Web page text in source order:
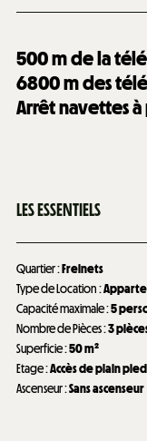
500m de la
6800m des
Arrêt navettes
LES ESSENTIELS
Quartier:Freinets
Type de Location:
Capacité maximale:5
Nombre de Pièces:3
Superficie:50m²
Etage:Accès de plain pied
Ascenseur:Sans ascenseur